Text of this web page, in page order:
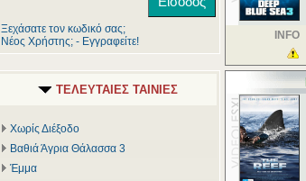
Ξεχάσατε τον κωδικό σας;
Νέος Χρήστης; - Εγγραφείτε!
ΤΕΛΕΥΤΑΙΕΣ ΤΑΙΝΙΕΣ
Χωρίς Διέξοδο
Βαθιά Άγρια Θάλασσα 3
Έμμα
INFO